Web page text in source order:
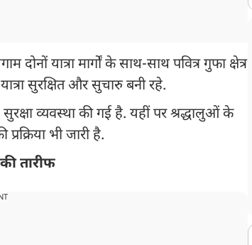
दोनों यात्रा मार्गों के साथ-साथ पवित्र गुफा क्षेत्र
सुरक्षित और सुचारु बनी रहे.
व्यवस्था की गई है. यहीं पर श्रद्धालुओं के
भी जारी है.
तारीफ